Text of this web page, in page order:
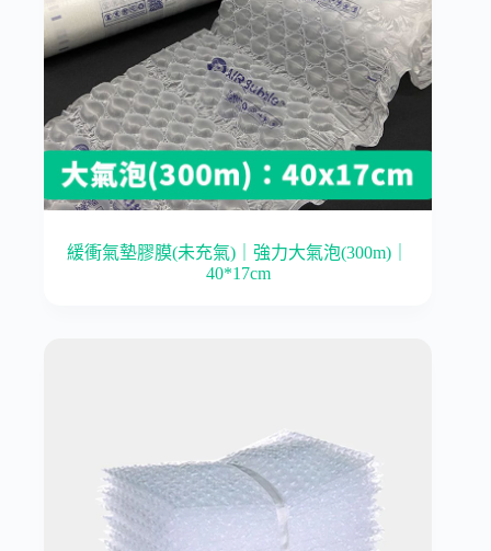
緩衝氣墊膠膜(未充氣)｜強力大氣泡(300m)｜
40*17cm